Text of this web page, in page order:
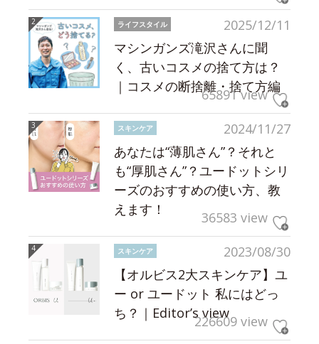
2025/12/11
ライフスタイル
マシンガンズ滝沢さんに聞
く、古いコスメの捨て方は？
｜コスメの断捨離・捨て方編
65891 view
2024/11/27
スキンケア
あなたは“薄肌さん”？それと
も“厚肌さん”？ユードットシリ
ーズのおすすめの使い方、教
えます！
36583 view
2023/08/30
スキンケア
【オルビス2大スキンケア】ユ
ー or ユードット 私にはどっ
ち？｜Editor’s view226609 view